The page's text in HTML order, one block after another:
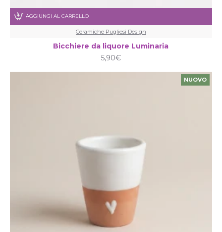
Ceramiche Pugliesi Design
Bicchiere da liquore Luminaria
5,90€
AGGIUNGI AL CARRELLO
NUOVO